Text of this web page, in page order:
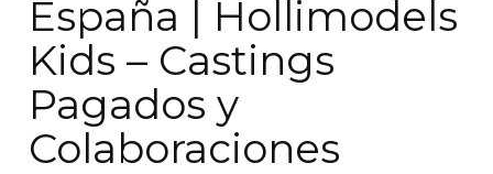
España | Hollimodels
Kids – Castings
Pagados y
Colaboraciones